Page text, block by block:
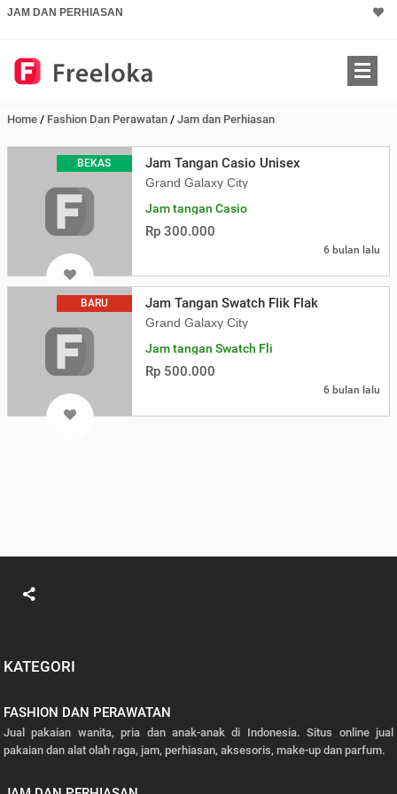
JAM DAN PERHIASAN
Home / Fashion Dan Perawatan / Jam dan Perhiasan
BEKAS Jam Tangan Casio Unisex
Grand Galaxy City
Jam tangan Casio
Rp 300.000
6 bulan lalu
BARU Jam Tangan Swatch Flik Flak
Grand Galaxy City
Jam tangan Swatch Fli
Rp 500.000
6 bulan lalu
KATEGORI
FASHION DAN PERAWATAN
Jual pakaian wanita, pria dan anak-anak di Indonesia. Situs online jual
pakaian dan alat olah raga, jam, perhiasan, aksesoris, make-up dan parfum.